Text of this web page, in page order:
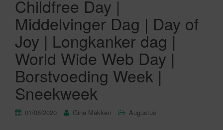
Childfree Day |
Middelvinger Dag | Day of
Joy | Longkanker dag |
World Wide Web Day |
Borstvoeding Week |
Sneekweek
01/08/2020 Gina Makken Augustus